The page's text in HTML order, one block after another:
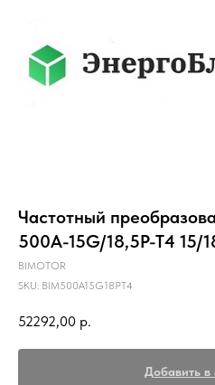
Частотный
500A-15G/18,5P-T4 15/
BIMOTOR
SKU: BIM500A15G18PT4
52292,00 р.
Добавить в